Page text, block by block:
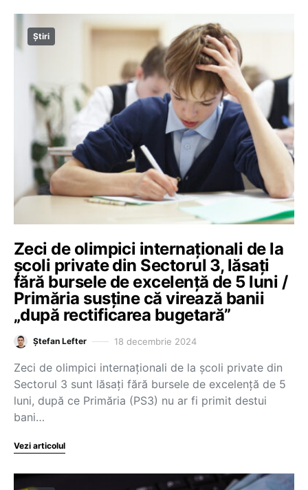
Știri
Zeci de olimpici internaționali de la
școli private din Sectorul 3, lăsați
fără bursele de excelență de 5 luni /
Primăria susține că virează banii
„după rectificarea bugetară”
Ștefan Lefter 18 decembrie 2024
Zeci de olimpici internaționali de la școli private din
Sectorul 3 sunt lăsați fără bursele de excelență de 5
luni, după ce Primăria (PS3) nu ar fi primit destui
bani…
Vezi articolul